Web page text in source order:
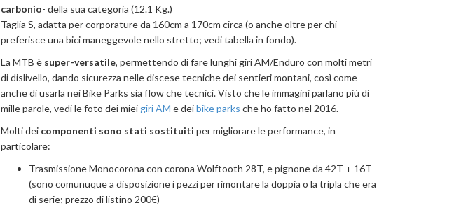
carbonio- della sua categoria (12.1 Kg.)
Taglia S, adatta per corporature da 160cm a 170cm circa (o anche oltre per chi
preferisce una bici maneggevole nello stretto; vedi tabella in fondo).
La MTB è super-versatile, permettendo di fare lunghi giri AM/Enduro con molti metri
di dislivello, dando sicurezza nelle discese tecniche dei sentieri montani, così come
anche di usarla nei Bike Parks sia flow che tecnici. Visto che le immagini parlano più di
mille parole, vedi le foto dei miei giri AM e deibike parks che ho fatto nel 2016.
Molti dei componenti sono stati sostituiti per migliorare le performance, in
particolare:
Trasmissione Monocorona con corona Wolftooth 28T, e pignone da 42T + 16T
(sono comunuque a disposizione i pezzi per rimontare la doppia o la tripla che era
di serie; prezzo di listino 200€)